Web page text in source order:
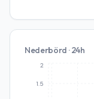
Nederbörd · 24h
1.5
2